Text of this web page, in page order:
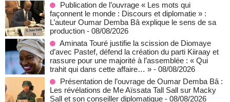
Publication de l’ouvrage « Les mots qui
façonnent le monde : Discours et diplomatie » :
L’auteur Oumar Demba Bâ explique le sens de sa
production - 08/08/2026
Aminata Touré justifie la scission de Diomaye
d’avec Pastef, défend la création du parti Kiiraay et
rassure pour une majorité à l’assemblée : « Qui
trahit qui dans cette affaire… » - 08/08/2026
Présentation de l’ouvrage de Oumar Demba Bâ :
Les révélations de Me Aïssata Tall Sall sur Macky
Sall et son conseiller diplomatique - 08/08/2026